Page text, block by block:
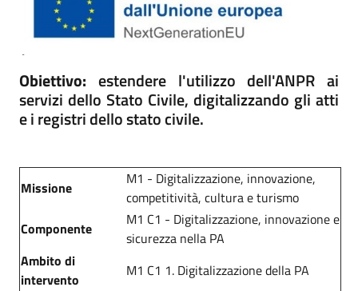
Obiettivo: estendere l'utilizzo dell'ANPR ai
servizi dello Stato Civile, digitalizzando gli atti
e i registri dello stato civile.
Missione
M1 - Digitalizzazione, innovazione,
competitività, cultura e turismo
Componente
M1 C1 - Digitalizzazione, innovazione e
sicurezza nella PA
Ambito di
intervento
M1 C1 1. Digitalizzazione della PA